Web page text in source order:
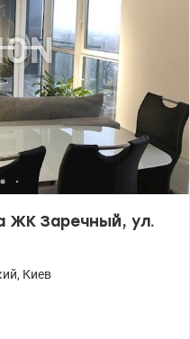
ЖК Заречный, ул.
, Киев